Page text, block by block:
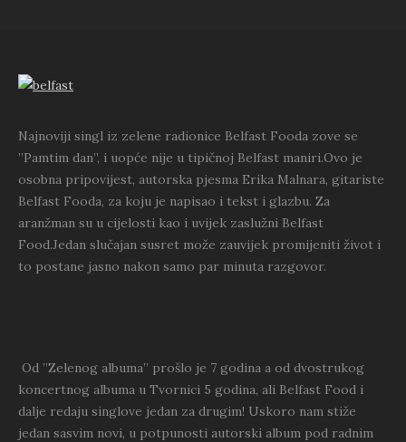
Najnoviji singl iz zelene radionice Belfast Fooda zove se
”Pamtim dan”, i uopće nije u tipičnoj Belfast maniri.Ovo je
osobna pripovijest, autorska pjesma Erika Malnara, gitariste
Belfast Fooda, za koju je napisao i tekst i glazbu. Za
aranžman su u cijelosti kao i uvijek zaslužni Belfast
Food.Jedan slučajan susret može zauvijek promijeniti život i
to postane jasno nakon samo par minuta razgovor.
Od ”Zelenog albuma” prošlo je 7 godina a od dvostrukog
koncertnog albuma u Tvornici 5 godina, ali Belfast Food i
dalje redaju singlove jedan za drugim! Uskoro nam stiže
jedan sasvim novi, u potpunosti autorski album pod radnim